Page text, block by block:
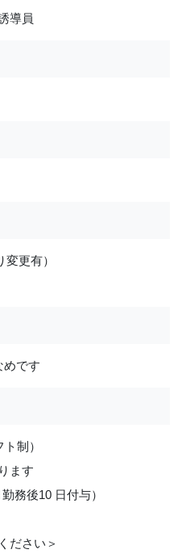
導員
更有）
です
制）
ます
務後10 日付与）
ださい＞